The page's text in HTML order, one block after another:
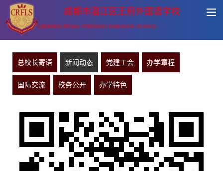
成都市温江区王府外国语学校
CHENGDU ROYAL FOREIGN LANGUAGE SCHOOL
总校长寄语 新闻动态 党建工会 办学章程
国际交流 校务公开 办学特色